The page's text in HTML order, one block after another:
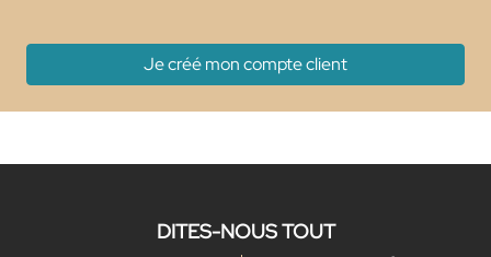
Je créé mon compte client
DITES-NOUS TOUT